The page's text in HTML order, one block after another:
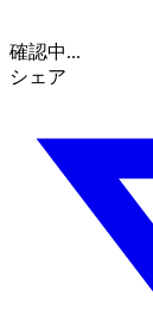
確認中...
シェア